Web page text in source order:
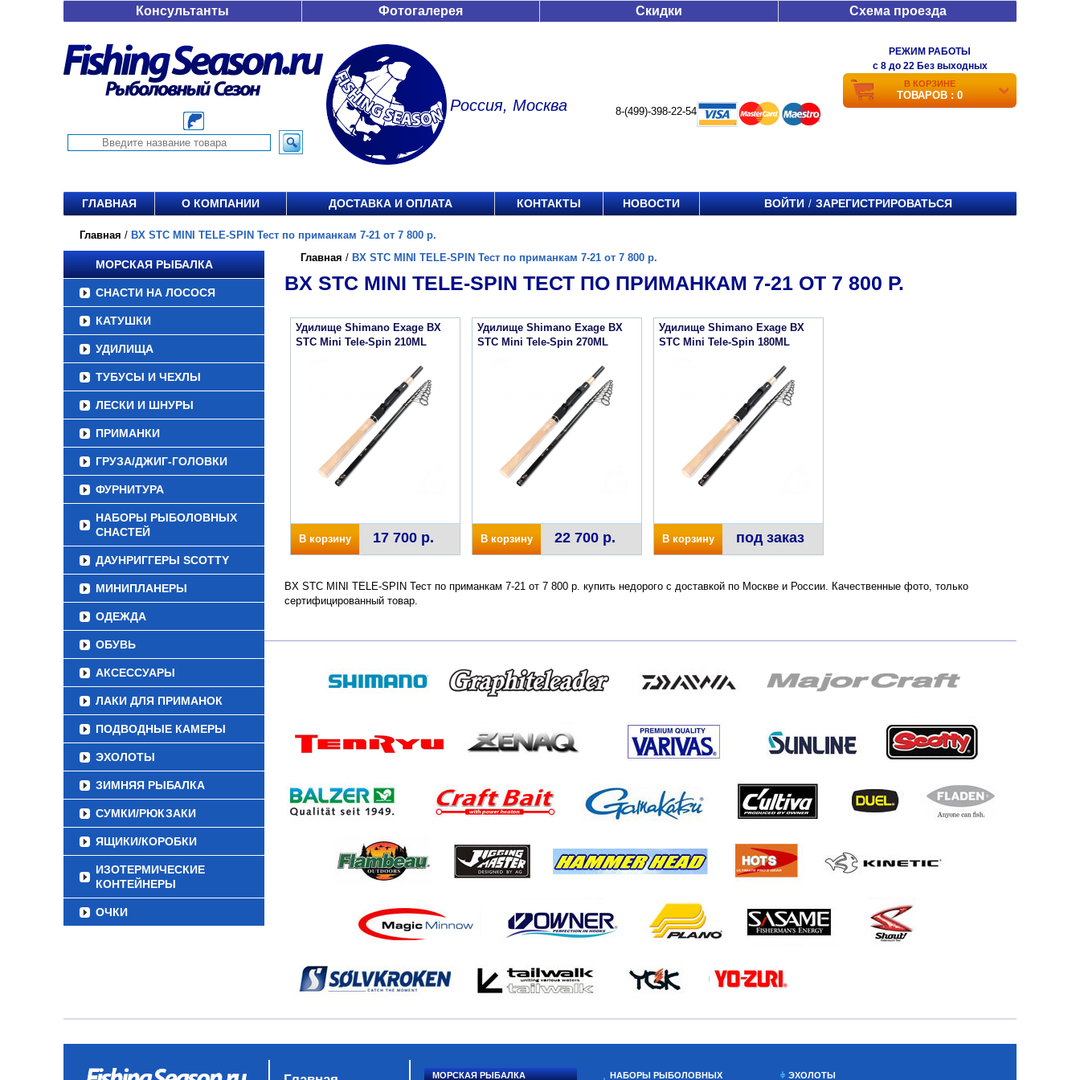
Консультанты Фотогалерея Скидки Схема проезда
Россия, Москва 8-(499)-398-22-54
РЕЖИМ РАБОТЫ
c 8 до 22 Без выходных
В КОРЗИНЕ
ТОВАРОВ : 0
ГЛАВНАЯ О КОМПАНИИ ДОСТАВКА И ОПЛАТА КОНТАКТЫ НОВОСТИ ВОЙТИ / ЗАРЕГИСТРИРОВАТЬСЯ
Главная / BX STC MINI TELE-SPIN Тест по приманкам 7-21 от 7 800 р.
МОРСКАЯ РЫБАЛКА
СНАСТИ НА ЛОСОСЯ
КАТУШКИ
УДИЛИЩА
ТУБУСЫ И ЧЕХЛЫ
ЛЕСКИ И ШНУРЫ
ПРИМАНКИ
ГРУЗА/ДЖИГ-ГОЛОВКИ
ФУРНИТУРА
НАБОРЫ РЫБОЛОВНЫХ
СНАСТЕЙ
ДАУНРИГГЕРЫ SCOTTY
МИНИПЛАНЕРЫ
ОДЕЖДА
ОБУВЬ
АКСЕССУАРЫ
ЛАКИ ДЛЯ ПРИМАНОК
ПОДВОДНЫЕ КАМЕРЫ
ЭХОЛОТЫ
ЗИМНЯЯ РЫБАЛКА
СУМКИ/РЮКЗАКИ
ЯЩИКИ/КОРОБКИ
ИЗОТЕРМИЧЕСКИЕ
КОНТЕЙНЕРЫ
ОЧКИ
Главная / BX STC MINI TELE-SPIN Тест по приманкам 7-21 от 7 800 р.
BX STC MINI TELE-SPIN ТЕСТ ПО ПРИМАНКАМ 7-21 ОТ 7 800 Р.
Удилище Shimano Exage BX
STC Mini Tele-Spin 210ML
В корзину 17 700 р.
Удилище Shimano Exage BX
STC Mini Tele-Spin 270ML
В корзину 22 700 р.
Удилище Shimano Exage BX
STC Mini Tele-Spin 180ML
В корзину под заказ
BX STC MINI TELE-SPIN Тест по приманкам 7-21 от 7 800 р. купить недорого с доставкой по Москве и России. Качественные фото, только
сертифицированный товар.
МОРСКАЯ РЫБАЛКА НАБОРЫ РЫБОЛОВНЫХ ЭХОЛОТЫ